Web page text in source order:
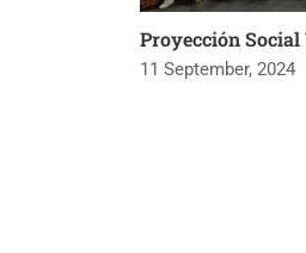
Proyección Social
11 September, 2024